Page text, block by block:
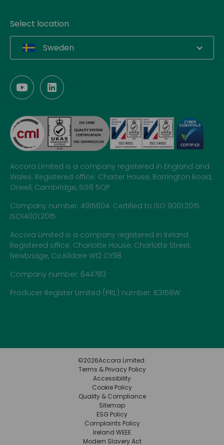
Select location
Sweden
Accora Limited is a company registered in England and
Wales. Registered office: Charter House, Barrington Road,
Orwell, Cambridge, SG8 5QP
Company number: 4915604. Certified to ISO 9001:2015
ISO14001:2015
Accora Limited is a company registered in Ireland.
Registered office: Charlotte House, Charlotte Street,
Newbridge, Co.Kildare W12 CY98
Company number: 644783
Producer Register Limited (PRL) number: IE3158W
©2026Accora Limited.
Terms & Privacy Policy
Accessibility
Cookie Policy
Quality & Compliance
Sitemap
ESG Policy
Complaints Policy
Ireland WEEE
Modern Slavery Act